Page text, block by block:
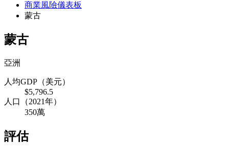
商業風險儀表板
蒙古
蒙古
亞洲
人均GDP（美元）
$5,796.5
人口（2021年）
350萬
評估